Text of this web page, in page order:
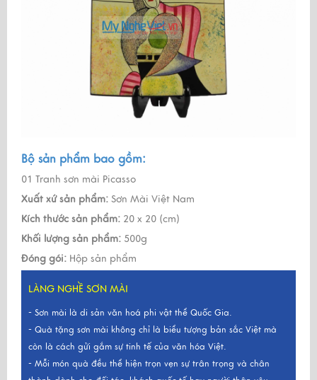
Bộ sản phẩm bao gồm:
01 Tranh sơn mài Picasso
Xuất xứ sản phẩm: Sơn Mài Việt Nam
Kích thước sản phẩm: 20 x 20 (cm)
Khối lượng sản phẩm: 500g
Đóng gói: Hộp sản phẩm
LÀNG NGHỀ SƠN MÀI
- Sơn mài là di sản văn hoá phi vật thể Quốc Gia.
- Quà tặng sơn mài không chỉ là biểu tượng bản sắc Việt mà
còn là cách gửi gắm sự tinh tế của văn hóa Việt.
- Mỗi món quà đều thể hiện trọn vẹn sự trân trọng và chân